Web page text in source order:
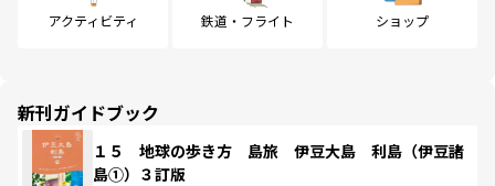
アクティビティ 鉄道・フライト ショップ
新刊ガイドブック
１５ 地球の歩き方 島旅 伊豆大島 利島（伊豆諸
島①）３訂版